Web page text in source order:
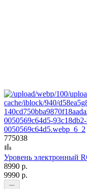
775038
Уровень электронный
8990 р.
9990 р.